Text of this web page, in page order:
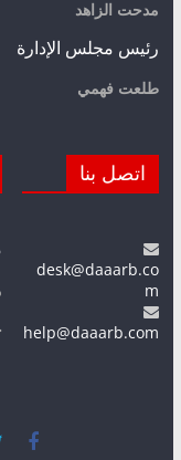
مدحت الزاهد
رئيس مجلس الإدارة
طلعت فهمي
اتصل بنا
desk@daaarb.co
m
help@daaarb.com